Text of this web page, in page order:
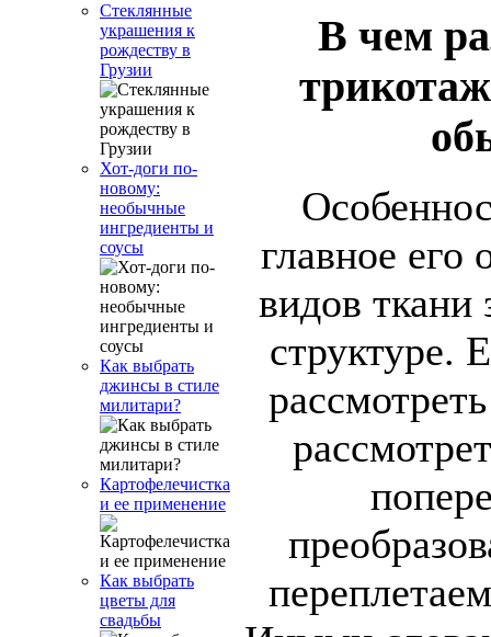
Стеклянные
украшения к
рождеству в
Грузии
Хот-доги по-
новому:
необычные
ингредиенты и
соусы
Как выбрать
джинсы в стиле
милитари?
Картофелечистка
и ее применение
Как выбрать
цветы для
свадьбы
В чем
главное его
видов ткани
структуре.